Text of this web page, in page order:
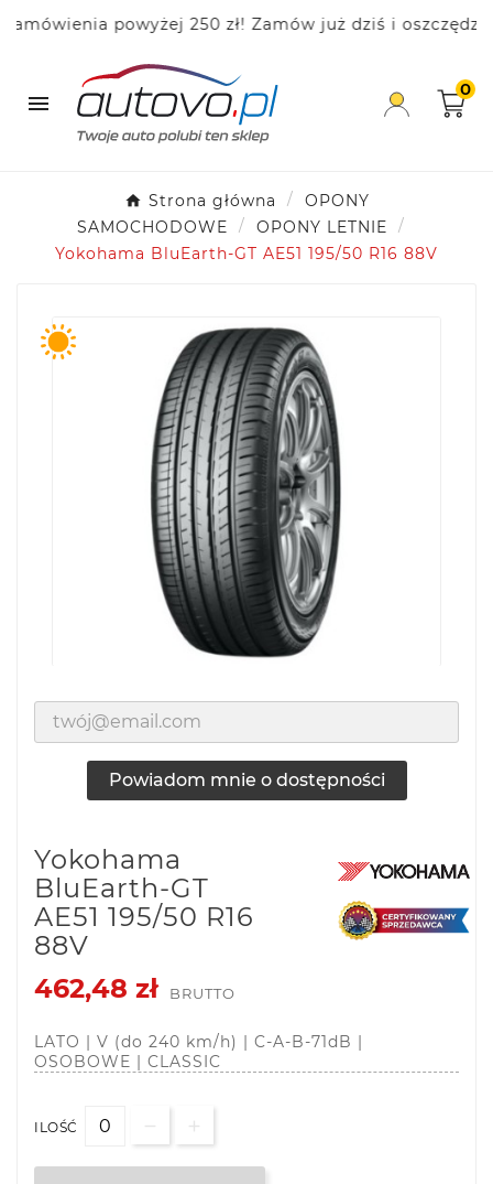
powyżej 250 zł! Zamów już dziś i oszczędzaj!

0
Strona główna
OPONY
SAMOCHODOWE
OPONY LETNIE
Yokohama BluEarth-GT AE51 195/50 R16 88V
Powiadom mnie o dostępności
Yokohama
BluEarth-GT
AE51 195/50 R16
88V
462,48 zł
BRUTTO
LATO | V (do 240 km/h) | C-A-B-71dB |
OSOBOWE | CLASSIC
ILOŚĆ